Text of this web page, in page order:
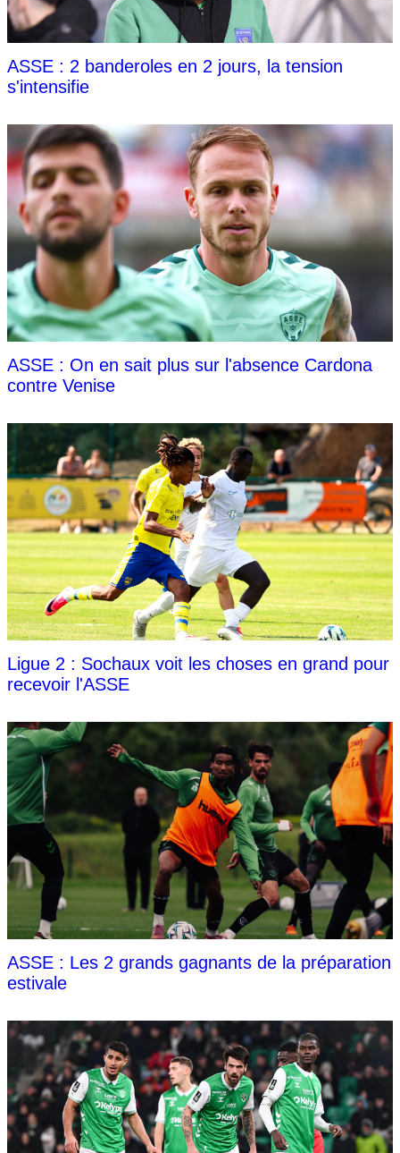
ASSE : 2 banderoles en 2 jours, la tension
s'intensifie
ASSE : On en sait plus sur l'absence Cardona
contre Venise
Ligue 2 : Sochaux voit les choses en grand pour
recevoir l'ASSE
ASSE : Les 2 grands gagnants de la préparation
estivale